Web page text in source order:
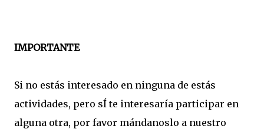
IMPORTANTE
Si no estás interesado en ninguna de estás
actividades, pero sÍ te interesaría participar en
alguna otra, por favor mándanoslo a nuestro